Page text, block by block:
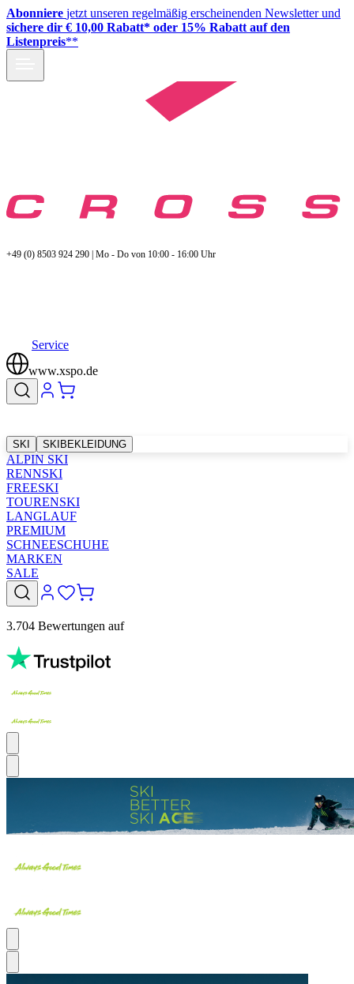
Abonniere jetzt unseren regelmäßig erscheinenden Newsletter und
sichere dir € 10,00 Rabatt* oder 15% Rabatt auf den
Listenpreis**
+49 (0) 8503 924 290 | Mo - Do von 10:00 - 16:00 Uhr
Service
www.xspo.de
SKI SKIBEKLEIDUNG
ALPIN SKI
RENNSKI
FREESKI
TOURENSKI
LANGLAUF
PREMIUM
SCHNEESCHUHE
MARKEN
SALE
3.704 Bewertungen auf